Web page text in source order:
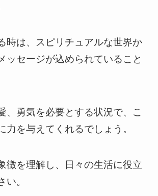
時は、スピリチュアルな世界か
ッセージが込められていること
、勇気を必要とする状況で、こ
力を与えてくれるでしょう。
徴を理解し、日々の生活に役立
い。